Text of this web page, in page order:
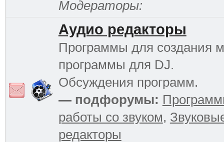
Модераторы:
Аудио редакторы
Программы для создания
программы для DJ.
Обсуждения программ.
— подфорумы:
работы со звуком,
редакторы